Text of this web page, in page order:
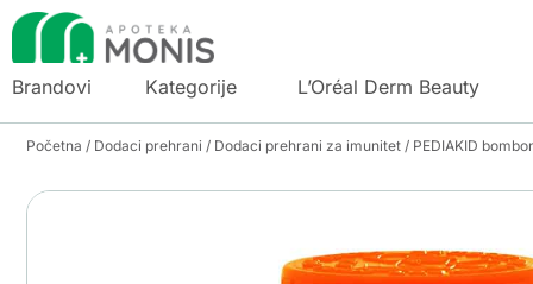
Brandovi Kategorije L’Oréal Derm Beauty
Početna / Dodaci prehrani / Dodaci prehrani za imunitet / PEDIAKID